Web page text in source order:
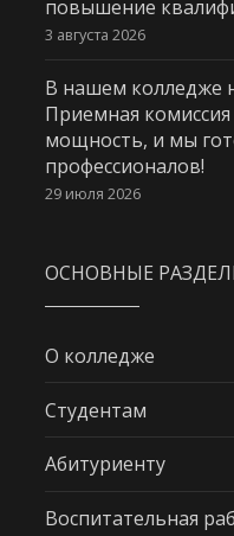
повышение
3 августа 2026
В нашем колледже
Приемная
мощность, и мы
профессионалов!
29 июля 2026
ОСНОВНЫЕ
О колледже
Студентам
Абитуриенту
Воспитательная